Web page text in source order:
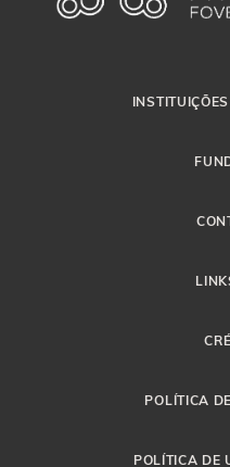
POLÍTICA
POLÍTICA DE